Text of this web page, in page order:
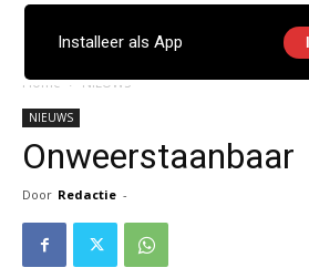
Home NIEUWS
NIEUWS
Onweerstaanbaar
Door Redactie -
Installeer als App